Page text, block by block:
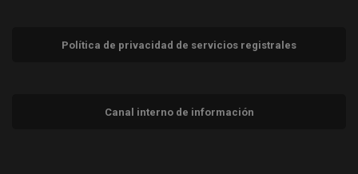
Política de privacidad de servicios registrales
Canal interno de información